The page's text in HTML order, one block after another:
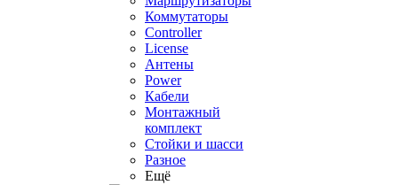
Коммутаторы
Controller
License
Антены
Power
Кабели
Монтажный
комплект
Стойки и шасси
Разное
Ещё